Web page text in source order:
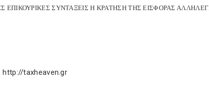
ΕΠΙΚΟΥΡΙΚΕΣ ΣΥΝΤΑΞΕΙΣ Η ΚΡΑΤΗΣΗ ΤΗΣ ΕΙΣΦΟΡΑΣ
http://taxheaven.gr